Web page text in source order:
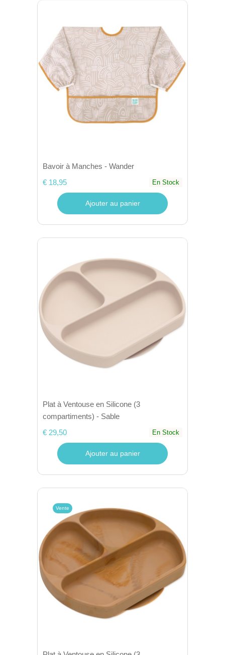
Bavoir à Manches - Wander
€ 18,95
En Stock
Ajouter au panier
Plat à Ventouse en Silicone (3
compartiments) - Sable
€ 29,50
En Stock
Ajouter au panier
Vente